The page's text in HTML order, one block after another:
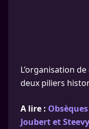
L’organisation
deux piliers
A lire :
Joubert et